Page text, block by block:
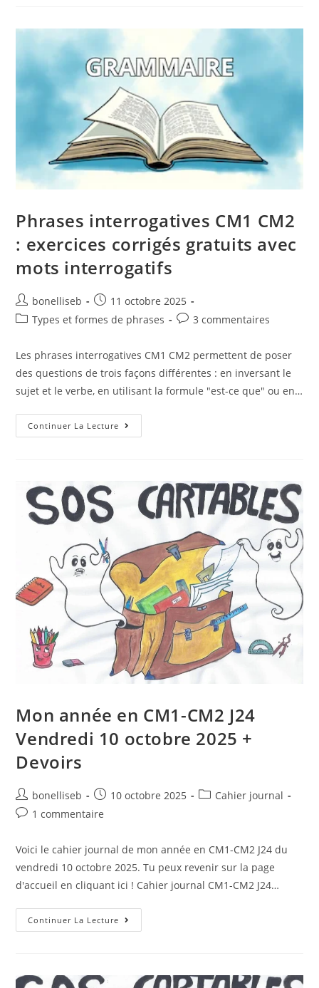
Phrases interrogatives CM1 CM2
: exercices corrigés gratuits avec
mots interrogatifs
bonelliseb
11 octobre 2025
Types et formes de phrases
3 commentaires
Les phrases interrogatives CM1 CM2 permettent de poser
des questions de trois façons différentes : en inversant le
sujet et le verbe, en utilisant la formule "est-ce que" ou en…
Continuer La Lecture
Mon année en CM1-CM2 J24
Vendredi 10 octobre 2025 +
Devoirs
bonelliseb 10 octobre 2025
Cahier journal
1 commentaire
Voici le cahier journal de mon année en CM1-CM2 J24 du
vendredi 10 octobre 2025. Tu peux revenir sur la page
d'accueil en cliquant ici ! Cahier journal CM1-CM2 J24…
Continuer La Lecture